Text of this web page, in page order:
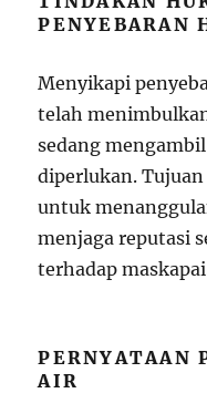
PENYEBARAN
Menyikapi
telah
sedang
diperlukan.
untuk
menjaga reputasi
terhadap
PERNYATAAN
AIR